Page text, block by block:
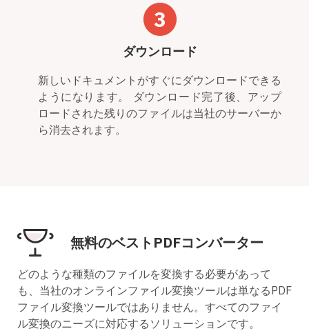
3
ダウンロード
新しいドキュメントがすぐにダウンロードできる
ようになります。 ダウンロード完了後、アップ
ロードされた残りのファイルは当社のサーバーか
ら消去されます。
無料のベストPDFコンバーター
どのような種類のファイルを変換する必要があって
も、当社のオンラインファイル変換ツールは単なるPDF
ファイル変換ツールではありません。すべてのファイ
ル変換のニーズに対応するソリューションです。